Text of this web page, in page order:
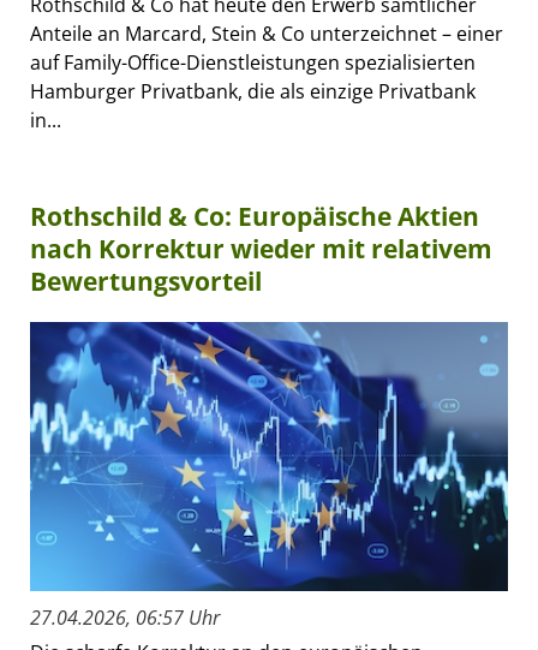
Anteile an Marcard, Stein & Co unterzeichnet – einer
auf Family-Office-Dienstleistungen spezialisierten
Hamburger Privatbank, die als einzige Privatbank
in...
Rothschild & Co: Europäische Aktien
nach Korrektur wieder mit relativem
Bewertungsvorteil
27.04.2026, 06:57 Uhr